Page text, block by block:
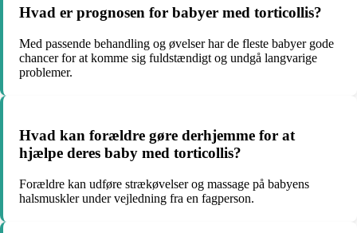
Hvad er prognosen for babyer med torticollis?
Med passende behandling og øvelser har de fleste babyer gode
chancer for at komme sig fuldstændigt og undgå langvarige
problemer.
Hvad kan forældre gøre derhjemme for at
hjælpe deres baby med torticollis?
Forældre kan udføre strækøvelser og massage på babyens
halsmuskler under vejledning fra en fagperson.